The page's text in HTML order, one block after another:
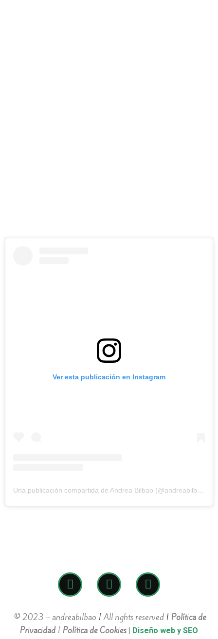
Ver esta publicación en Instagram
Una publicación compartida de Andrea Bilbao (@andreabilbao.a)
© 2023 – andreabilbao | All rights reserved | Política de
Privacidad| Política de Cookies | Diseño web y SEO